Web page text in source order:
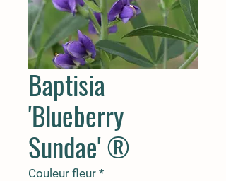
Baptisia
'Blueberry
Sundae' ®
Couleur fleur *